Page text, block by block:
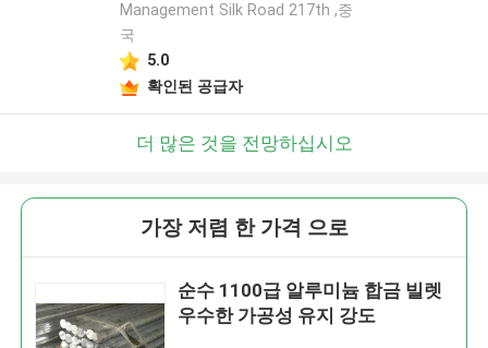
Management Silk Road 217th ,중
국
5.0
확인된 공급자
더 많은 것을 전망하십시오
가장 저렴 한 가격 으로
순수 1100급 알루미늄 합금 빌렛
우수한 가공성 유지 강도